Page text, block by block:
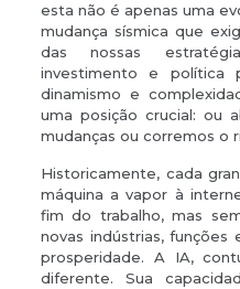
esta não é apenas uma
mudança sísmica que
das nossas
investimento e política
dinamismo e
uma posição crucial: ou
mudanças ou corremos o
Historicamente, cada
máquina a vapor à
fim do trabalho, mas
novas indústrias, funções
prosperidade. A IA,
diferente. Sua